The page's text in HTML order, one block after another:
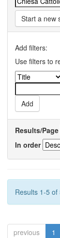
Start a new
Add filters:
Use filters to
Results/Page
In order
Results 1-5
previous 1